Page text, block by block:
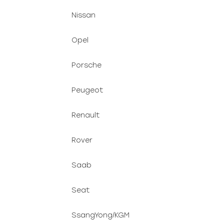
Nissan
Opel
Porsche
Peugeot
Renault
Rover
Saab
Seat
SsangYong/KGM